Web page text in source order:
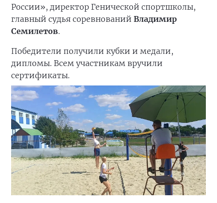
России», директор Генической спортшколы,
главный судья соревнований Владимир
Семилетов.
Победители получили кубки и медали,
дипломы. Всем участникам вручили
сертификаты.